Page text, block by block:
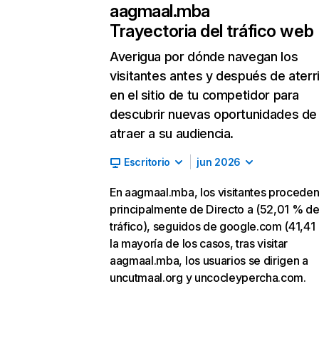
aagmaal.mba
Trayectoria del tráfico web
Averigua por dónde navegan los
visitantes antes y después de
en el sitio de tu competidor para
descubrir nuevas oportunidades de
atraer a su audiencia.
Escritorio jun 2026
En aagmaal.mba, los visitantes proceden
principalmente de Directo a (52,01 % de
tráfico), seguidos de google.com (41,41
la mayoría de los casos, tras visitar
aagmaal.mba, los usuarios se dirigen a
uncutmaal.org y uncocleypercha.com.